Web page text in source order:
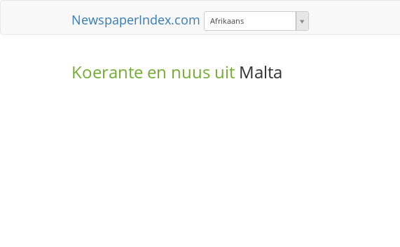
NewspaperIndex.com Afrikaans
Koerante en nuus uit Malta